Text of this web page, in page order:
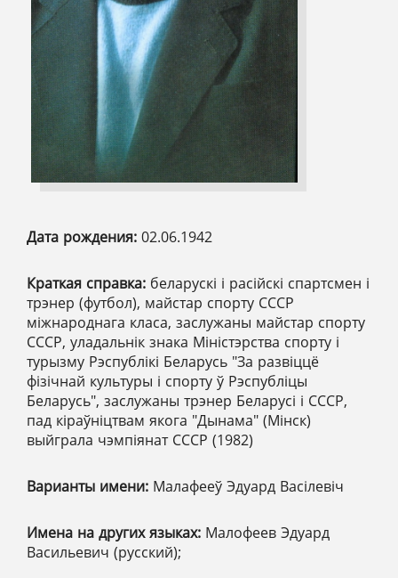
Дата рождения: 02.06.1942
Краткая справка: беларускі і расійскі спартсмен і
трэнер (футбол), майстар спорту СССР
міжнароднага класа, заслужаны майстар спорту
СССР, уладальнік знака Міністэрства спорту і
турызму Рэспублікі Беларусь "За развіццё
фізічнай культуры і спорту ў Рэспубліцы
Беларусь", заслужаны трэнер Беларусі і СССР,
пад кіраўніцтвам якога "Дынама" (Мінск)
выйграла чэмпіянат СССР (1982)
Варианты имени: Малафееў Эдуард Васілевіч
Имена на других языках: Малофеев Эдуард
Васильевич (русский);